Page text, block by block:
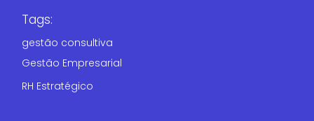
Tags:
gestão consultiva
Gestão Empresarial
RH Estratégico